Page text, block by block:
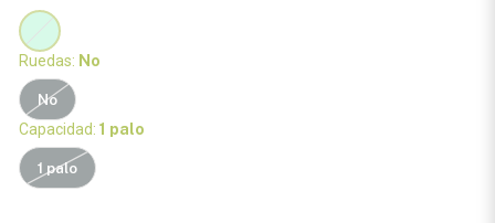
Ruedas: No
No
Capacidad: 1 palo
1 palo